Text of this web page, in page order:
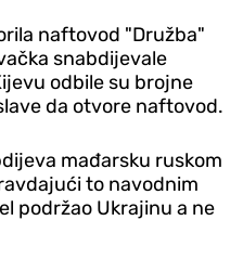
naftovod "Družba"
snabdijevale
odbile su brojne
da otvore naftovod.
mađarsku ruskom
to navodnim
podržao Ukrajinu a ne